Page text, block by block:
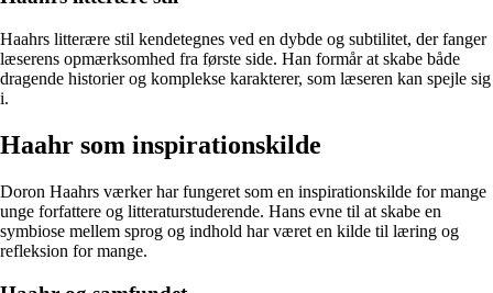
Haahrs litterære stil kendetegnes ved en dybde og subtilitet, der fanger
læserens opmærksomhed fra første side. Han formår at skabe både
dragende historier og komplekse karakterer, som læseren kan spejle sig
i.
Haahr som inspirationskilde
Doron Haahrs værker har fungeret som en inspirationskilde for mange
unge forfattere og litteraturstuderende. Hans evne til at skabe en
symbiose mellem sprog og indhold har været en kilde til læring og
refleksion for mange.